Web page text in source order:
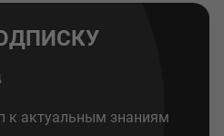
к актуальным знаниям